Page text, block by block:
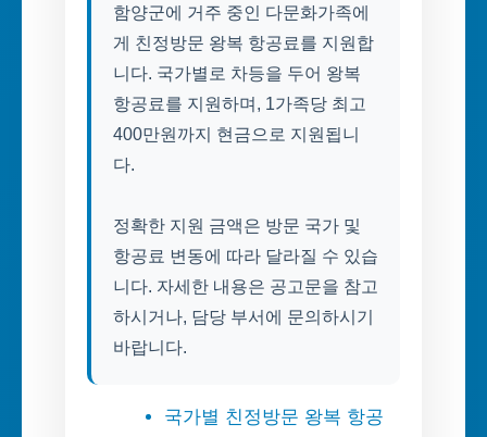
함양군에 거주 중인 다문화가족에
게 친정방문 왕복 항공료를 지원합
니다. 국가별로 차등을 두어 왕복
항공료를 지원하며, 1가족당 최고
400만원까지 현금으로 지원됩니
다.
정확한 지원 금액은 방문 국가 및
항공료 변동에 따라 달라질 수 있습
니다. 자세한 내용은 공고문을 참고
하시거나, 담당 부서에 문의하시기
바랍니다.
국가별 친정방문 왕복 항공